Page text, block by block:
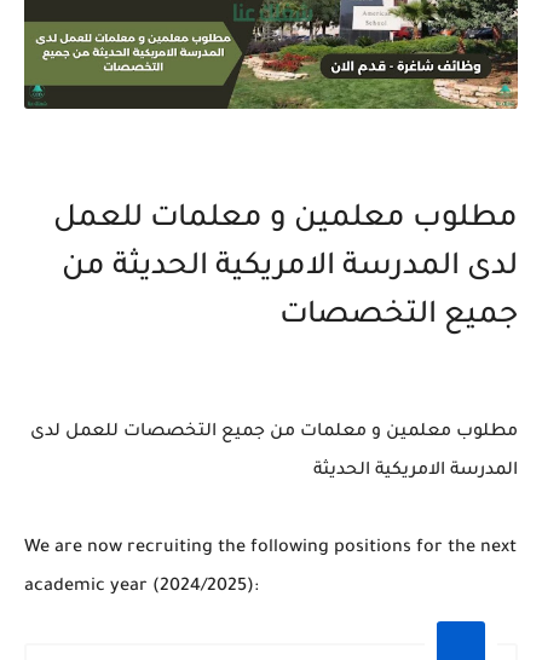
مطلوب معلمين و معلمات للعمل
لدى المدرسة الامريكية الحديثة من
جميع التخصصات
مطلوب معلمين و معلمات من جميع التخصصات للعمل لدى
المدرسة الامريكية الحديثة
We are now recruiting the following positions for the next
academic year (2024/2025):